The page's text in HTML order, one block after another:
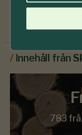
/ Innehåll från
783